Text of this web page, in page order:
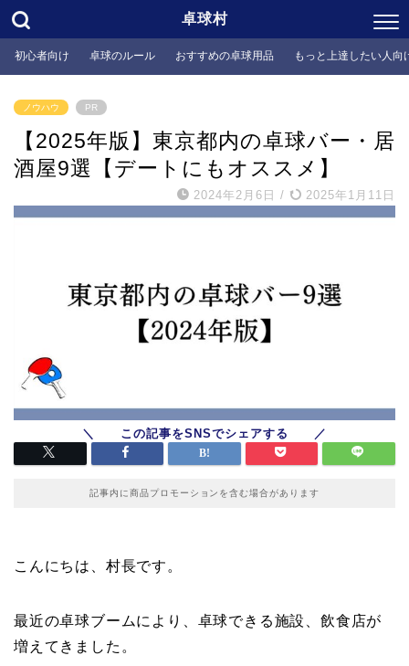
卓球村
初心者向け 卓球のルール おすすめの卓球用品 もっと上達したい人向
ノウハウ PR
【2025年版】東京都内の卓球バー・居
酒屋9選【デートにもオススメ】
2024年2月6日 / 2025年1月11日
記事内に商品プロモーションを含む場合があります
こんにちは、村長です。
最近の卓球ブームにより、卓球できる施設、飲食店が
増えてきました。